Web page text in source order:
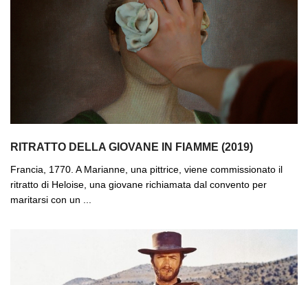
RITRATTO DELLA GIOVANE IN FIAMME (2019)
Francia, 1770. A Marianne, una pittrice, viene commissionato il
ritratto di Heloise, una giovane richiamata dal convento per
maritarsi con un ...